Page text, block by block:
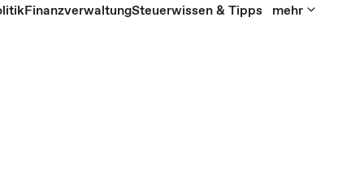
FinanzverwaltungSteuerwissen & Tipps mehr